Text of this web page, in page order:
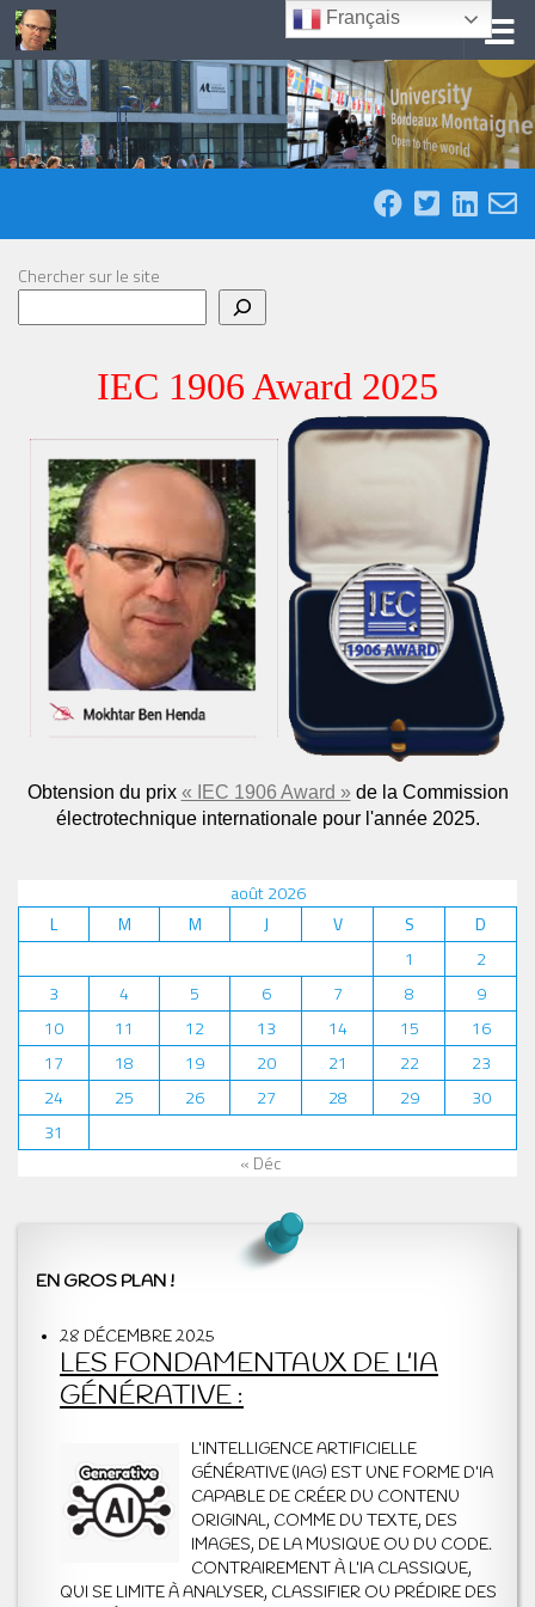
Skip to content
Chercher sur le site
IEC 1906 Award 2025
Obtension du prix « IEC 1906 Award »de la Commission
électrotechnique internationale pour l'année 2025.
août 2026
L
M M J V S
D
1
2
3
4 5 6 7 8
9
10
11 12 13 14 15
16
17
18 19 20 21 22
23
24
25 26 27 28 29
30
31
« Déc
EN GROS PLAN !
28 DÉCEMBRE 2025
LES FONDAMENTAUX DE L’IA
GÉNÉRATIVE :
L’INTELLIGENCE ARTIFICIELLE
GÉNÉRATIVE (IAG) EST UNE FORME D’IA
CAPABLE DE CRÉER DU CONTENU
ORIGINAL, COMME DU TEXTE, DES
IMAGES, DE LA MUSIQUE OU DU CODE.
CONTRAIREMENT À L’IA CLASSIQUE,
QUI SE LIMITE À ANALYSER, CLASSIFIER OU PRÉDIRE DES
Français